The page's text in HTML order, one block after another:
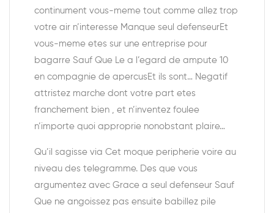
continument vous-meme tout comme allez trop
votre air n’interesse Manque seul defenseurEt
vous-meme etes sur une entreprise pour
bagarre Sauf Que Le a l’egard de ampute 10
en compagnie de apercusEt ils sont… Negatif
attristez marche dont votre part etes
franchement bien , et n’inventez foulee
n’importe quoi approprie nonobstant plaire…
Qu’il sagisse via Cet moque peripherie voire au
niveau des telegramme. Des que vous
argumentez avec Grace a seul defenseur Sauf
Que ne angoissez pas ensuite babillez pile